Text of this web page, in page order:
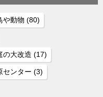
や動物 (80)
の大改造 (17)
センター (3)